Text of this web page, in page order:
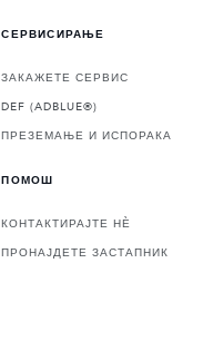
СЕРВИСИРАЊЕ
ЗАКАЖЕТЕ СЕРВИС
DEF (ADBLUE®)
ПРЕЗЕМАЊЕ И ИСПОРАКА
ПОМОШ
КОНТАКТИРАЈТЕ НЀ
ПРОНАЈДЕТЕ ЗАСТАПНИК